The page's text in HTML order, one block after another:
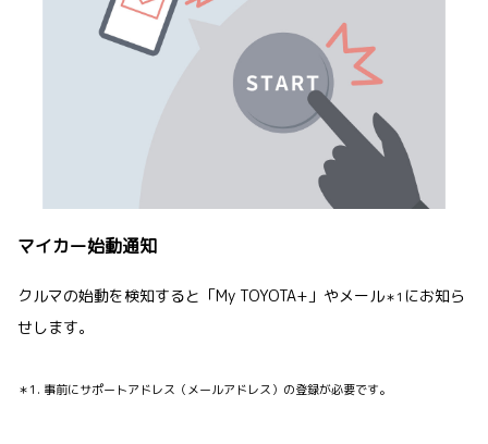
マイカー始動通知
クルマの始動を検知すると「My TOYOTA+」やメール＊1 にお知ら
せします。
＊1. 事前にサポートアドレス（メールアドレス）の登録が必要です。